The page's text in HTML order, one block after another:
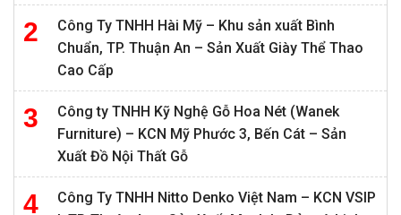
Công Ty TNHH Hài Mỹ – Khu sản xuất Bình
Chuẩn, TP. Thuận An – Sản Xuất Giày Thể Thao
Cao Cấp
Công ty TNHH Kỹ Nghệ Gỗ Hoa Nét (Wanek
Furniture) – KCN Mỹ Phước 3, Bến Cát – Sản
Xuất Đồ Nội Thất Gỗ
Công Ty TNHH Nitto Denko Việt Nam – KCN VSIP